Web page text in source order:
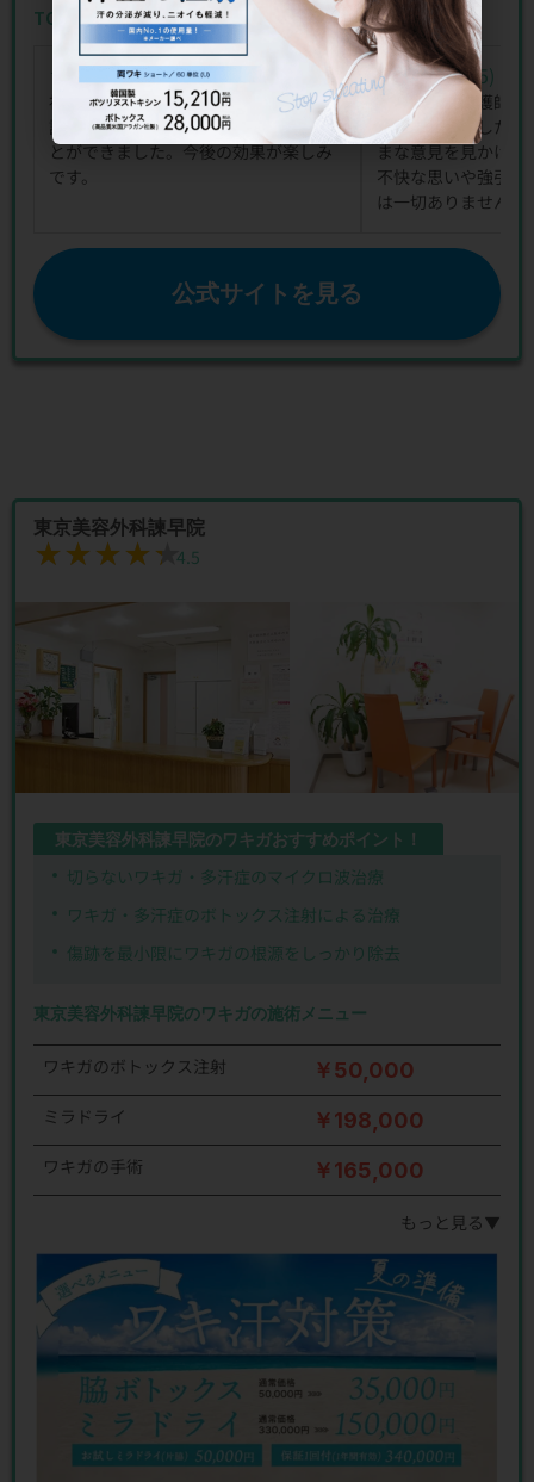
TCB東京中央美容外科 長崎院のワキガの口コミ
★★★★★
★★★★★(4)
初めての施術でしたが、親切に詳しく
説明していただき、安心して受けるこ
とができました。今後の効果が楽しみ
です。
★★★★★
★★★★★(5)
スタッフや看護師
も安心できました
まな意見を見かけま
不快な思いや強引
は一切ありませんで
公式サイトを見る
東京美容外科諫早院
★★★★★
★★★★★4.5
東京美容外科諫早院のワキガおすすめポイント！
切らないワキガ・多汗症のマイクロ波治療
ワキガ・多汗症のボトックス注射による治療
傷跡を最小限にワキガの根源をしっかり除去
東京美容外科諫早院のワキガの施術メニュー
ワキガのボトックス注射 ￥50,000
ミラドライ ￥198,000
ワキガの手術 ￥165,000
もっと見る▼